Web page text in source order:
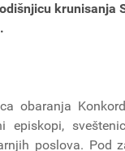
krunisanja
obaranja
episkopi,
poslova. Pod